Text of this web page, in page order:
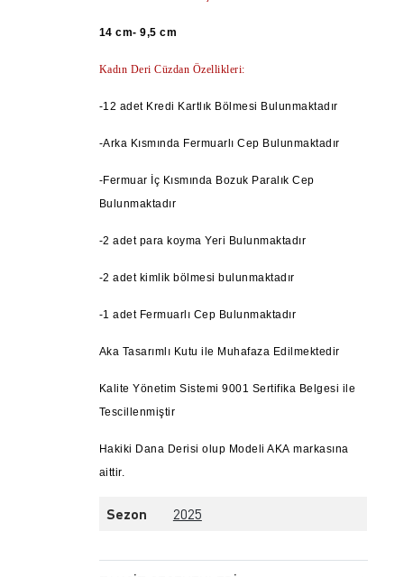
14 cm- 9,5 cm
Kadın Deri Cüzdan Özellikleri:
-12 adet Kredi Kartlık Bölmesi Bulunmaktadır
-Arka Kısmında Fermuarlı Cep Bulunmaktadır
-Fermuar İç Kısmında Bozuk Paralık Cep
Bulunmaktadır
-2 adet para koyma Yeri Bulunmaktadır
-2 adet kimlik bölmesi bulunmaktadır
-1 adet Fermuarlı Cep Bulunmaktadır
Aka Tasarımlı Kutu ile Muhafaza Edilmektedir
Kalite Yönetim Sistemi 9001 Sertifika Belgesi ile
Tescillenmiştir
Hakiki Dana Derisi olup Modeli AKA markasına
aittir.
Sezon 2025